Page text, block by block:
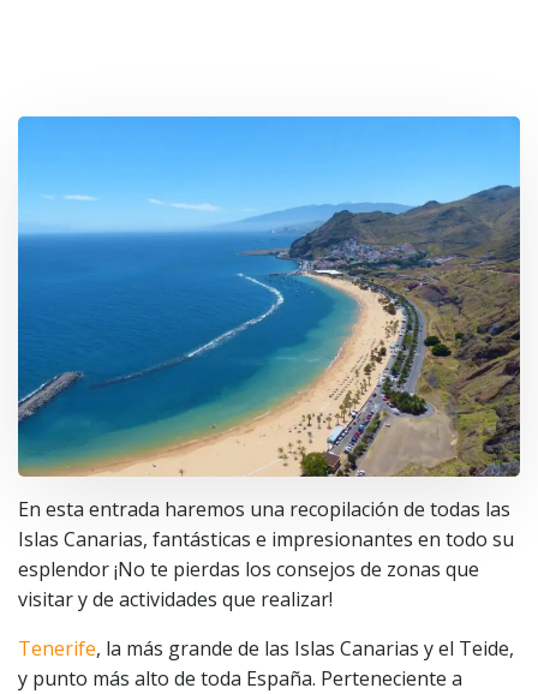
En esta entrada haremos una recopilación de todas las
Islas Canarias, fantásticas e impresionantes en todo su
esplendor ¡No te pierdas los consejos de zonas que
visitar y de actividades que realizar!
Tenerife, la más grande de las Islas Canarias y el Teide,
y punto más alto de toda España. Perteneciente a